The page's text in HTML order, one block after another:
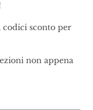
codici sconto per
non appena